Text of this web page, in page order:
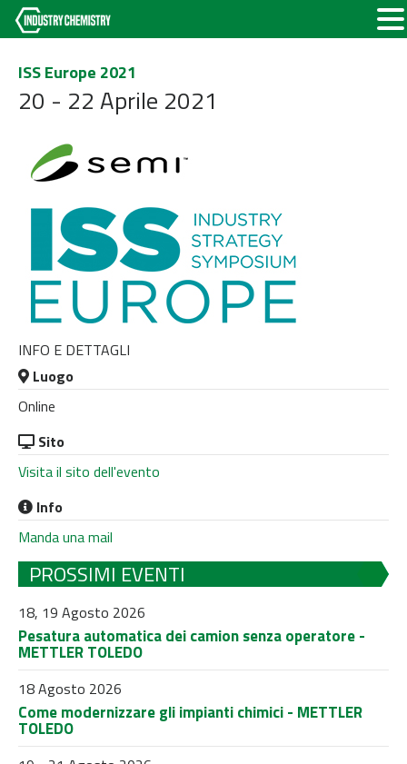
ISS Europe 2021
20 - 22 Aprile 2021
INFO E DETTAGLI
Luogo
Online
Sito
Visita il sito dell'evento
Info
Manda una mail
PROSSIMI EVENTI
18, 19 Agosto 2026
Pesatura automatica dei camion senza operatore -
METTLER TOLEDO
18 Agosto 2026
Come modernizzare gli impianti chimici - METTLER
TOLEDO